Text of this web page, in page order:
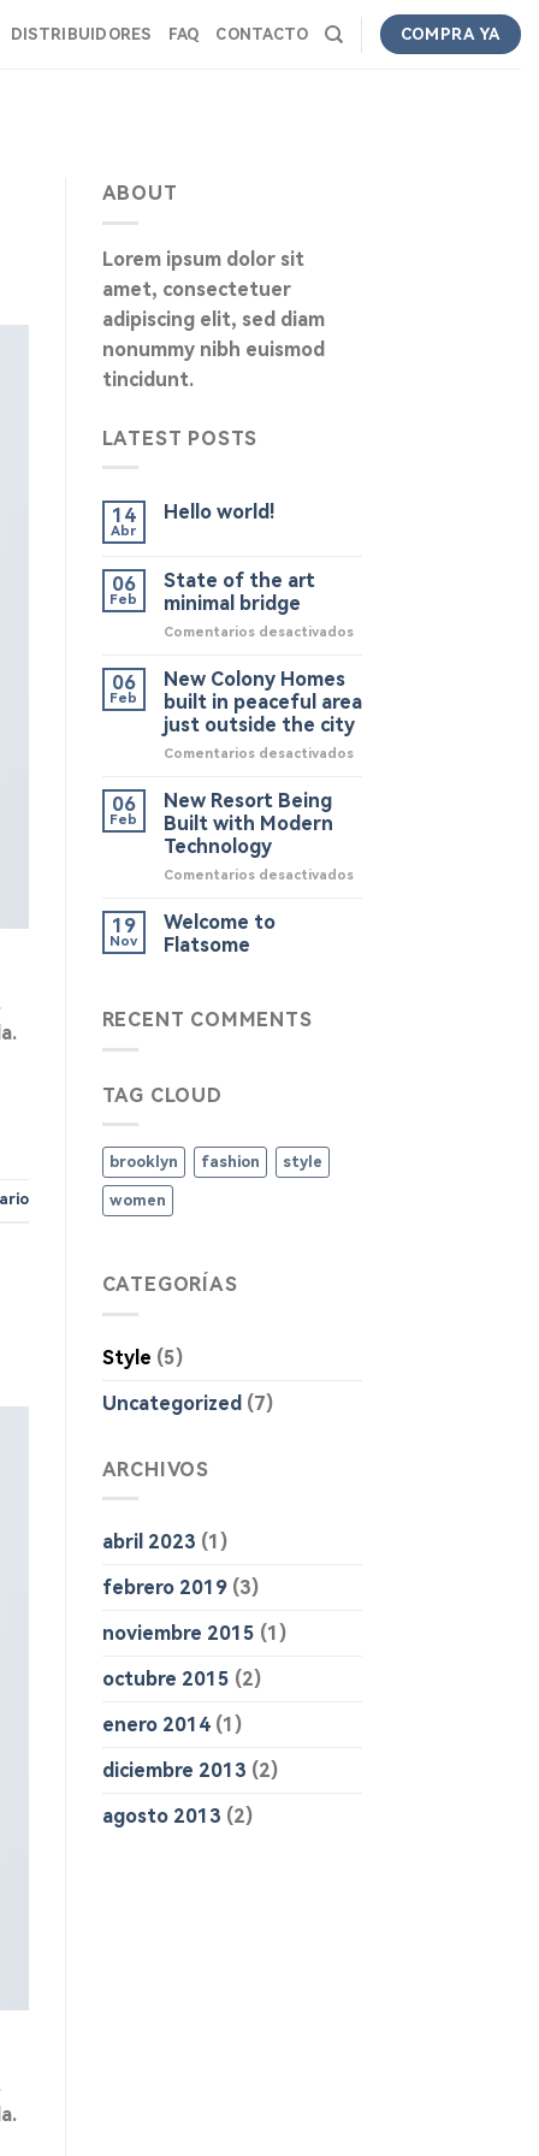
DISTRIBUIDORES FAQ CONTACTO COMPRA YA
ABOUT
Lorem ipsum dolor sit
amet, consectetuer
adipiscing elit, sed diam
nonummy nibh euismod
tincidunt.
LATEST POSTS
14
Abr
Hello world!
06
Feb
State of the art
minimal bridge
Comentarios desactivadosen
art
minimal
bridge
06
Feb
New Colony Homes
built in peaceful area
just outside the city
Comentarios desactivadosen
peaceful
06
Feb
New Resort Being
Built with Modern
Technology
Comentarios desactivadosen
19
Nov
Welcome to
Flatsome
RECENT COMMENTS
TAG CLOUD
brooklyn fashion style
women
CATEGORÍAS
Style (5)
Uncategorized (7)
ARCHIVOS
abril 2023 (1)
febrero 2019(3)
noviembre 2015 (1)
octubre 2015 (2)
enero 2014(1)
diciembre 2013 (2)
agosto 2013 (2)